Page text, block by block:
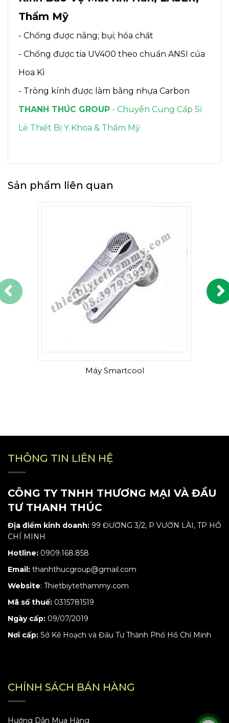
Thẩm Mỹ
- Chống được nắng; bụi; hóa chất
- Chống được tia UV400 theo chuẩn ANSI của
Hoa Kì
- Tròng kính được làm bằng nhựa Carbon
THANH THÚC GROUP - Chuyên Cung Cấp Sỉ
Lẻ Thiết Bị Y Khoa & Thẩm Mỹ
Sản phẩm liên quan
Máy Smartcool
THÔNG TIN LIÊN HỆ
CÔNG TY TNHH THƯƠNG MẠI VÀ ĐẦU
TƯ THANH THÚC
Địa điểm kinh doanh: 99 ĐƯỜNG 3/2, P VƯỜN LÀI, TP HỒ
CHÍ MINH
Hotline: 0909.168.858
Email: thanhthucgroup@gmail.com
Website: Thietbiytethammy.com
Mã số thuế: 0315781519
Ngày cấp: 09/07/2019
Nơi cấp: Sở Kế Hoạch và Đầu Tư Thành Phố Hồ Chí Minh
CHÍNH SÁCH BÁN HÀNG
Hướng Dẫn Mua Hàng